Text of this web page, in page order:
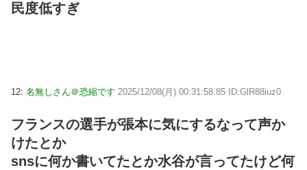
民度低すぎ
12: 名無しさん＠恐縮です 2025/12/08(月) 00:31:58.85 ID:GlR88iuz0
フランスの選手が張本に気にするなって声か
けたとか
snsに何か書いてたとか水谷が言ってたけど何